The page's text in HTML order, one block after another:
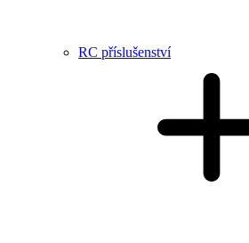
RC příslušenství